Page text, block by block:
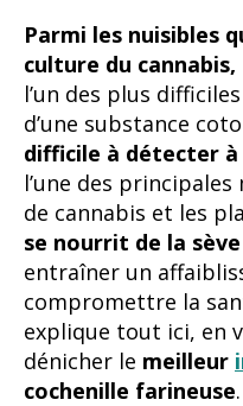
Parmi les nuisibles
culture du cannabis,
l’un des plus
d’une substance
difficile à détecter à
l’une des
de cannabis et les
se nourrit de la
entraîner un
compromettre la
explique tout ici, en
dénicher le meilleur
cochenille farineuse.